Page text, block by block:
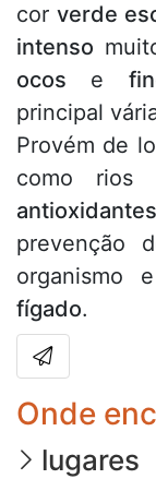
corverde
intenso
ocos e
principal
Provém de
como rios
antioxidantes
prevenção
organismo
fígado.
Onde
lugares